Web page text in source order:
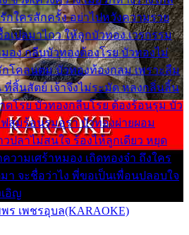
กใครสักครั้ง อย่าไปหวังความรวย
เปลมาไกว ให้ลูกบัวทอง เวรกรรม
อง กลีบบัวทองต้องโรย บัวทองไม่
กโคลนตม บัวทองท้องกลม เพราะลืม
สิ้นสัตย์ เจ้าจึงไม่ระมัด หลงกลิ่นลิ้น
ดโรย บัวทองกลีบโรย ต้องร้อนรุม บัว
สุมร้อนรุมอุรา บัวทองผ่ายผอม
ปลาไม่สนใจ ร้องไห้ลูกเดียว หยุด
วามเศร้าหมอง เถิดทองจ๋า ถึงใคร
มา จะชื่อว่าไง พี่ขอเป็นเพื่อนปลอบใจ
อิญ
ร เพชรอุบล(KARAOKE)